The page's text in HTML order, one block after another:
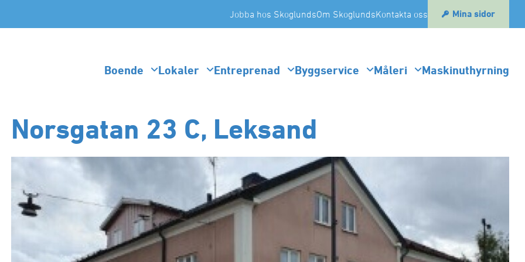
Jobba hos SkoglundsOm SkoglundsKontakta oss Mina sidor
Boende Lokaler Entreprenad Byggservice Måleri Maskinuthyrning
Norsgatan 23 C, Leksand